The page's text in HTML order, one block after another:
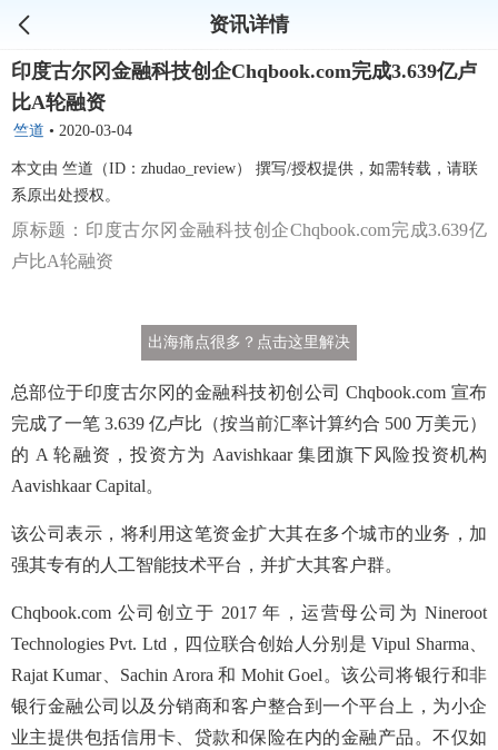
资讯详情
印度古尔冈金融科技创企Chqbook.com完成3.639亿卢
比A轮融资
竺道 • 2020-03-04
本文由 竺道（ID：zhudao_review） 撰写/授权提供，如需转载，请联
系原出处授权。
原标题：印度古尔冈金融科技创企Chqbook.com完成3.639亿
卢比A轮融资
出海痛点很多？点击这里解决
总部位于印度古尔冈的金融科技初创公司 Chqbook.com 宣布
完成了一笔 3.639 亿卢比（按当前汇率计算约合 500 万美元）
的 A 轮融资，投资方为 Aavishkaar 集团旗下风险投资机构
Aavishkaar Capital。
该公司表示，将利用这笔资金扩大其在多个城市的业务，加
强其专有的人工智能技术平台，并扩大其客户群。
Chqbook.com 公司创立于 2017 年，运营母公司为 Nineroot
Technologies Pvt. Ltd，四位联合创始人分别是 Vipul Sharma、
Rajat Kumar、Sachin Arora 和 Mohit Goel。该公司将银行和非
银行金融公司以及分销商和客户整合到一个平台上，为小企
业主提供包括信用卡、贷款和保险在内的金融产品。不仅如